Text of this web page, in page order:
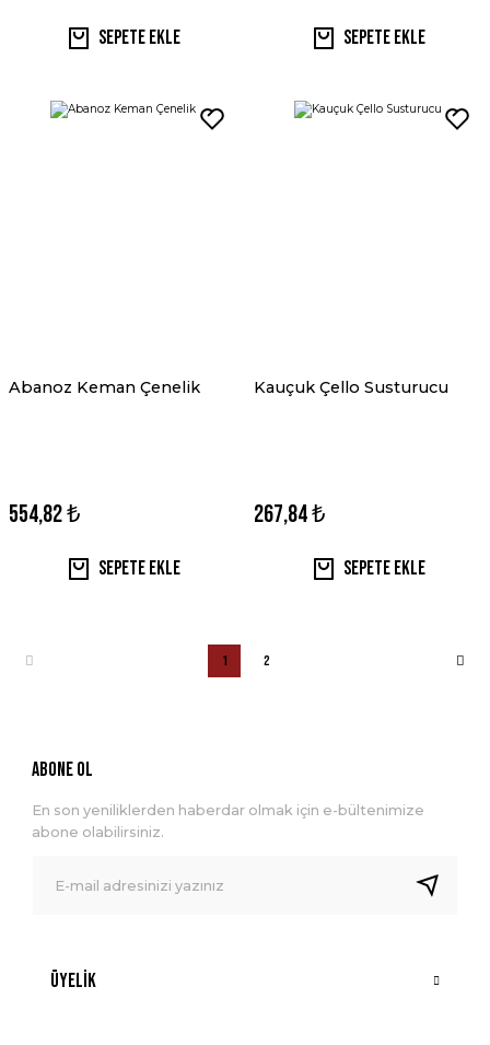
Sepete Ekle Sepete Ekle
Abanoz Keman Çenelik
554,82 ₺
Sepete Ekle
Kauçuk Çello Susturucu
267,84 ₺
Sepete Ekle
1 2
Üyelik
ABONE OL
En son yeniliklerden haberdar olmak için e-bültenimize
abone olabilirsiniz.